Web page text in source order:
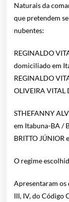
Naturais da
que pretendem
nubentes:
REGINALDO
domiciliado em
REGINALDO
OLIVEIRA VITAL
STHEFANNY
em Itabuna-BA /
BRITTO JÚNIOR
O regime
Apresentaram os
III, IV, do Código